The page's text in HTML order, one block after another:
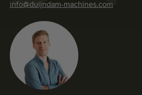
info@duijndam-machines.com